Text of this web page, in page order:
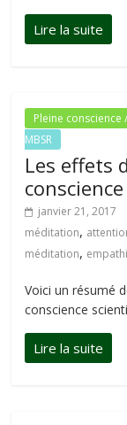
Pleine
MBSR
Les effets
janvier 21, 2017
méditation,
méditation,
Voici un résumé
conscience